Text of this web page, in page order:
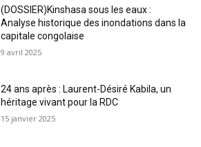
(DOSSIER)Kinshasa sous les eaux :
Analyse historique des inondations dans la
capitale congolaise
9 avril 2025
24 ans après : Laurent-Désiré Kabila, un
héritage vivant pour la RDC
15 janvier 2025